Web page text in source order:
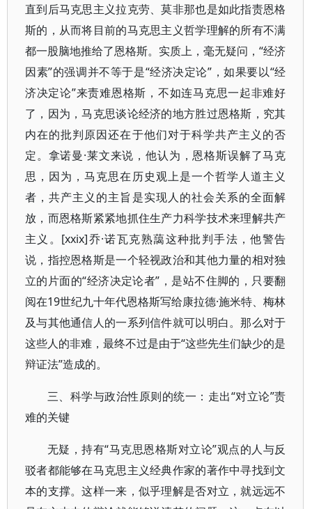
直到后马克思主义拉克劳、莫非那也是如此指责恩格
斯的，从而将目前的马克思主义哲学理解的所有不满
都一股脑地推给了恩格斯。实质上，毫无疑问，“经济
因素”的强调并不等于是“经济决定论”，如果要以“经
济决定论”来责难恩格斯，不如连马克思一起非难好
了，因为，马克思谈论经济的地方胜过恩格斯，究其
内在的批判原因还在于他们对于科学共产主义的否
定。拿诺曼·莱文来说，他认为，恩格斯误解了马克
思，因为，马克思在历史观上是一个哲学人道主义
者，共产主义的主旨是实现人的社会关系的全面解
放，而恩格斯紧紧地抓住生产力科学技术来理解共产
主义。[xxix]乔·诺瓦克熟藹这种批判手法，他警告
说，指控恩格斯是一个轻视政治和其他力量的相对独
立的片面的“经济决定论者”，是站不住脚的，只要翻
阅在19世纪九十年代恩格斯写给康拉德·施米特、梅林
及与其他通信人的一系列信件就可以明白。那么对于
这些人的非难，最终不过是由于“这些先生们缺少的是
辩证法”造成的。
三、科学与政治性原则的统一：走出“对立论”责
难的关键
无疑，持有“马克思恩格斯对立论”观点的人与反
驳者都能够在马克思主义经典作家的著作中寻找到文
本的支撑。这样一来，似乎理解是否对立，就远远不